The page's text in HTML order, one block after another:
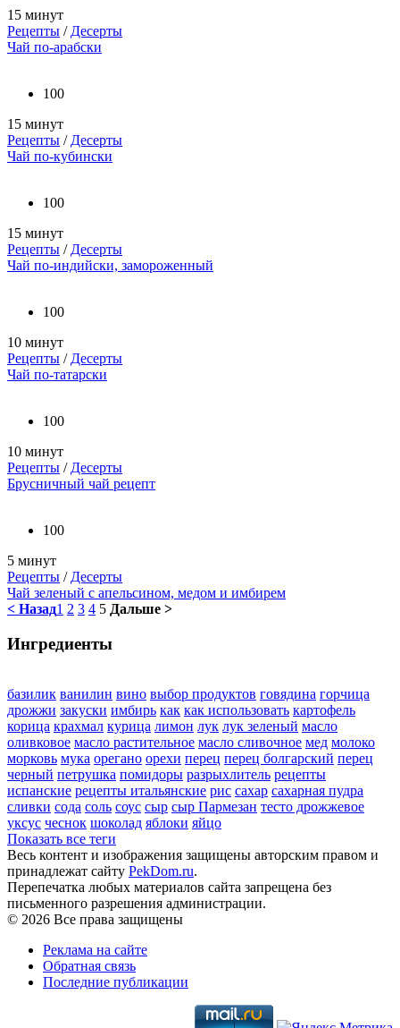
15 минут
Рецепты / Десерты
Чай по-арабски
100
15 минут
Рецепты / Десерты
Чай по-кубински
100
15 минут
Рецепты / Десерты
Чай по-индийски, замороженный
100
10 минут
Рецепты / Десерты
Чай по-татарски
100
10 минут
Рецепты / Десерты
Брусничный чай рецепт
100
5 минут
Рецепты / Десерты
Чай зеленый с апельсином, медом и имбирем
< Назад1 2 3 4 5 Дальше >
Ингредиенты
базилик ванилин вино выбор продуктов говядина горчица
дрожжи закуски имбирь как как использовать картофель
корица крахмал курица лимон лук лук зеленый масло
оливковое масло растительное масло сливочное мед молоко
морковь мука орегано орехи перец перец болгарский перец
черный петрушка помидоры разрыхлитель рецепты
испанские рецепты итальянские рис сахар сахарная пудра
сливки сода соль соус сыр сыр Пармезан тесто дрожжевое
уксус чеснок шоколад яблоки яйцо
Показать все теги
Весь контент и изображения защищены авторским правом и
принадлежат сайту PekDom.ru.
Перепечатка любых материалов сайта запрещена без
письменного разрешения администрации.
© 2026 Все права защищены
Реклама на сайте
Обратная связь
Последние публикации